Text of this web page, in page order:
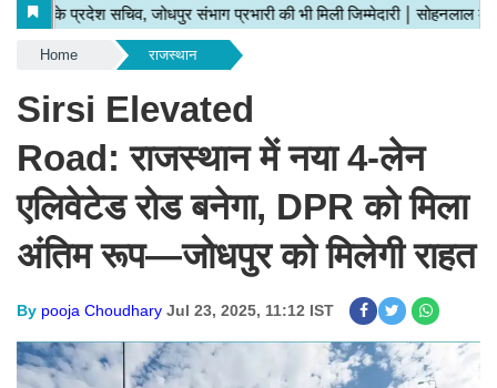
Home राजस्थान
Sirsi Elevated
Road: राजस्थान में नया 4‑लेन
एलिवेटेड रोड बनेगा, DPR को मिला
अंतिम रूप—जोधपुर को मिलेगी राहत
By pooja Choudhary Jul 23, 2025, 11:12 IST